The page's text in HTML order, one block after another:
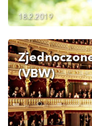
18.2.2019
(VBW)